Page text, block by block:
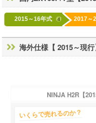
2015～16年式 4 2017～
海外仕様【 2015～現行
NINJA H2R【
いくらで売れるのか？